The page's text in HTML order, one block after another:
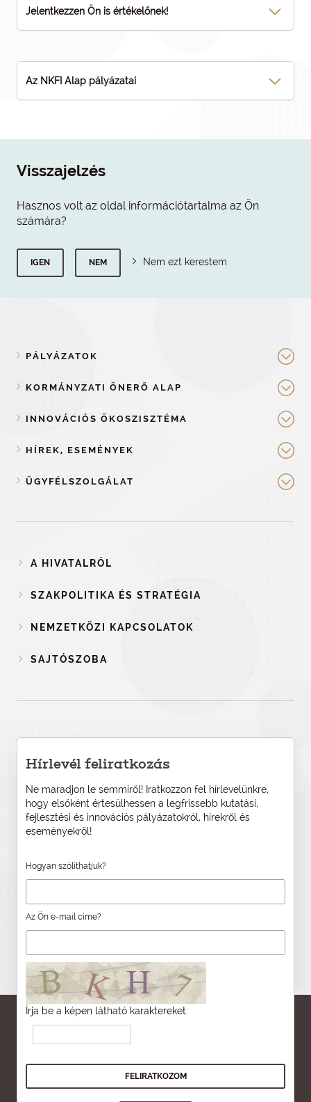
Jelentkezzen Ön is értékelőnek!
Az NKFI Alap pályázatai
Visszajelzés
Hasznos volt az oldal információtartalma az Ön
számára?
IGEN NEM Nem ezt kerestem
PÁLYÁZATOK
KORMÁNYZATI ÖNERŐ ALAP
INNOVÁCIÓS ÖKOSZISZTÉMA
HÍREK, ESEMÉNYEK
ÜGYFÉLSZOLGÁLAT
A HIVATALRÓL
SZAKPOLITIKA ÉS STRATÉGIA
NEMZETKÖZI KAPCSOLATOK
SAJTÓSZOBA
Hírlevél feliratkozás
Ne maradjon le semmiről! Iratkozzon fel hírlevelünkre,
hogy elsőként értesülhessen a legfrissebb kutatási,
fejlesztési és innovációs pályázatokról, hírekről és
eseményekről!
Hogyan szólíthatjuk?
Az Ön e-mail címe?
Írja be a képen látható karaktereket: